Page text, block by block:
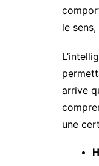
le
arrive
une